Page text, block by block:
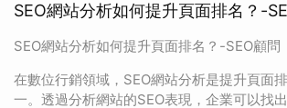
SEO網站分析如何提升頁面排名？-
SEO網站分析如何提升頁面排名？-SEO顧問
在數位行銷領域，SEO網站分析是提升頁面
一。透過分析網站的SEO表現，企業可以找